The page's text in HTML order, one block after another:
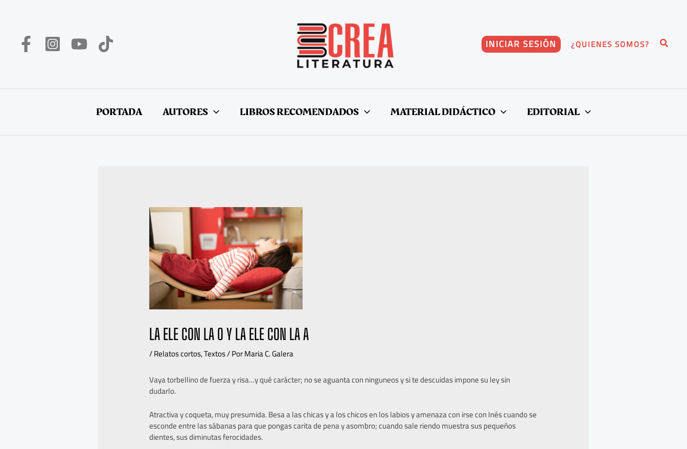
INICIAR SESIÓN ¿QUIENES SOMOS? Buscar
PORTADA AUTORES LIBROS RECOMENDADOS MATERIAL DIDÁCTICO EDITORIAL
LA ELE CON LA O Y LA ELE CON LA A
/Relatos cortos,Textos/ PorMaria C. Galera
Vaya torbellino de fuerza y risa…y qué carácter; no se aguanta con ninguneos y si te descuidas impone su ley sin
dudarlo.
Atractiva y coqueta, muy presumida. Besa a las chicas y a los chicos en los labios y amenaza con irse con Inés cuando se
esconde entre las sábanas para que pongas carita de pena y asombro; cuando sale riendo muestra sus pequeños
dientes, sus diminutas ferocidades.